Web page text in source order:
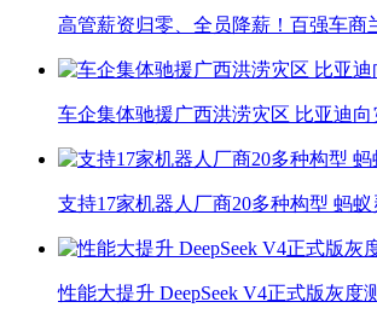
高管薪资归零、全员降薪！百强车
车企集体驰援广西洪涝灾区 比亚迪向
支持17家机器人厂商20多种构型 蚂
性能大提升 DeepSeek V4正式版灰度